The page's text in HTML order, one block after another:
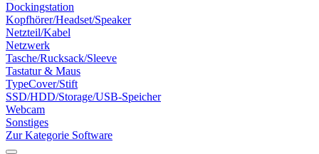
Dockingstation
Kopfhörer/Headset/Speaker
Netzteil/Kabel
Netzwerk
Tasche/Rucksack/Sleeve
Tastatur & Maus
TypeCover/Stift
SSD/HDD/Storage/USB-Speicher
Webcam
Sonstiges
Zur Kategorie Software